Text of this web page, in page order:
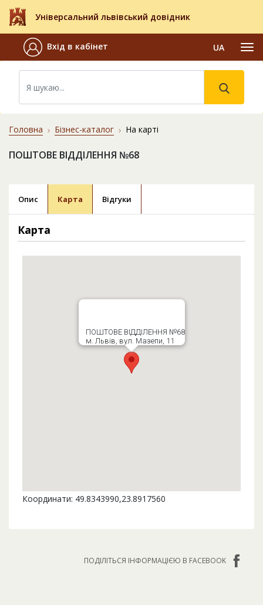
Універсальний львівський довідник
Вхід в кабінет UA
Головна Бізнес-каталог На карті
ПОШТОВЕ ВІДДІЛЕННЯ №68
Опис Карта Відгуки
Карта
ПОШТОВЕ ВІДДІЛЕННЯ №68
м. Львів, вул. Мазепи, 11
Координати: 49.8343990,23.8917560
ПОДІЛІТЬСЯ ІНФОРМАЦІЄЮ В FACEBOOK